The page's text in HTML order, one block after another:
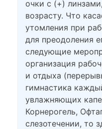
очки с (+)
возрасту. Что
утомления при
для преодоления
следующие
организация
и отдыха
гимнастика
увлажняющих
Корнерогель,
слезотечении, то